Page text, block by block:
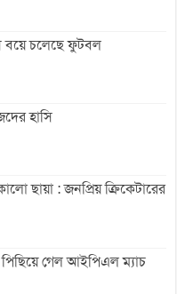
বয়ে চলেছে ফুটবল
হাসি
ছায়া : জনপ্রিয় ক্রিকেটারের
পিছিয়ে গেল আইপিএল ম্যাচ